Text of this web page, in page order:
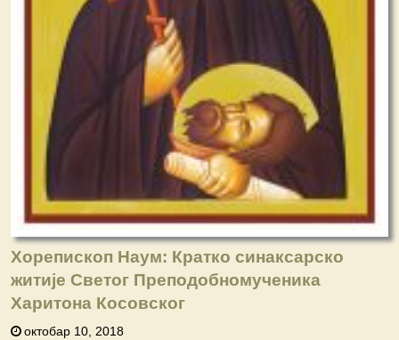
Хорепископ Наум: Кратко синаксарско
житије Светог Преподобномученика
Харитона Косовског
октобар 10, 2018